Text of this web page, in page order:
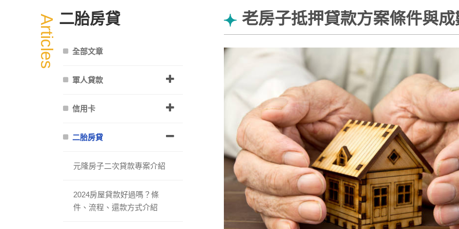
老房子抵押貸款方案條件與
二胎房貸
Articles 全部文章
軍人貸款
信用卡
二胎房貸
元隆房子二次貸款專案介紹
2024房屋貸款好過嗎？條
件、流程、還款方式介紹